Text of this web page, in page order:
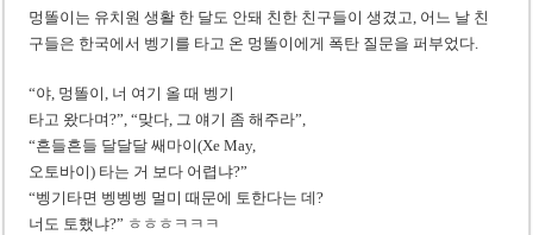
멍똘이는 유치원 생활 한 달도 안돼 친한 친구들이 생겼고, 어느 날 친
구들은 한국에서 벵기를 타고 온 멍똘이에게 폭탄 질문을 퍼부었다.
“야, 멍똘이, 너 여기 올 때 벵기
타고 왔다며?”, “맞다, 그 얘기 좀 해주라”,
“흔들흔들 달달달 쌔마이(Xe May,
오토바이) 타는 거 보다 어렵냐?”
“벵기타면 벵벵벵 멀미 때문에 토한다는 데?
너도 토했냐?” ㅎㅎㅎㅋㅋㅋ